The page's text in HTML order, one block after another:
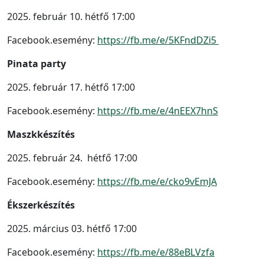
2025. február 10. hétfő 17:00
Facebook.esemény: https://fb.me/e/5KFndDZi5
Pinata party
2025. február 17. hétfő 17:00
Facebook.esemény: https://fb.me/e/4nEEX7hnS
Maszkkészítés
2025. február 24. hétfő 17:00
Facebook.esemény: https://fb.me/e/cko9vEmJA
Ékszerkészítés
2025. március 03. hétfő 17:00
Facebook.esemény: https://fb.me/e/88eBLVzfa